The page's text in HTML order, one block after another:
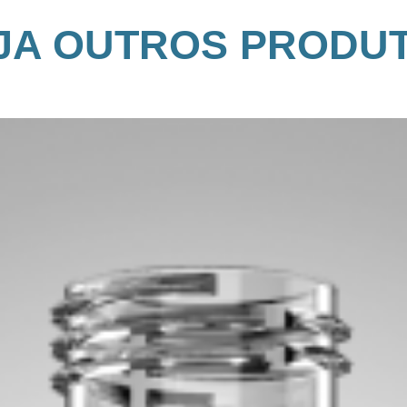
OUTROS